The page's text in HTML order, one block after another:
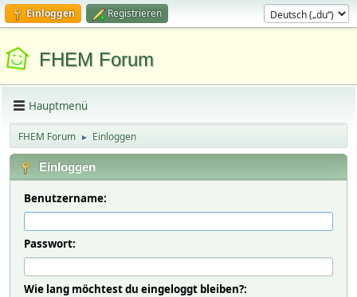
Einloggen Registrieren
FHEM Forum
Hauptmenü
FHEM Forum ► Einloggen
Einloggen
Benutzername:
Passwort:
Wie lang möchtest du eingeloggt bleiben?: